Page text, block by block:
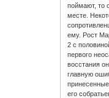
поймают, то
месте.
ему. Рост
2 с
первого
восстания
главную
его